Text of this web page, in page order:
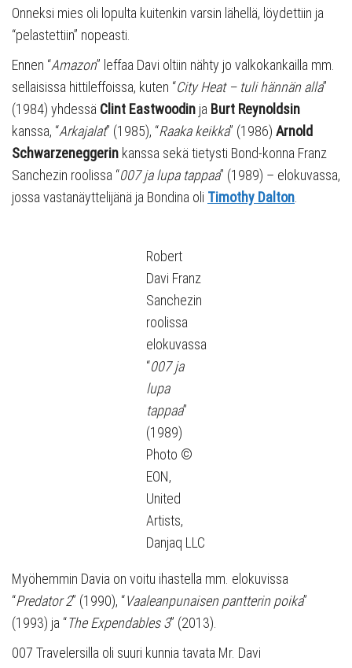
Onneksi mies oli lopulta kuitenkin varsin lähellä, löydettiin ja
“pelastettiin” nopeasti.
Ennen “Amazon” leffaa Davi oltiin nähty jo valkokankailla mm.
sellaisissa hittileffoissa, kuten “City Heat – tuli hännän alla”
(1984) yhdessä Clint Eastwoodin ja Burt Reynoldsin
kanssa, “Arkajalat” (1985), “Raaka keikka” (1986) Arnold
Schwarzeneggerin kanssa sekä tietysti Bond-konna Franz
Sanchezin roolissa “007 ja lupa tappaa” (1989) – elokuvassa,
jossa vastanäyttelijänä ja Bondina oli Timothy Dalton
Robert
Davi Franz
Sanchezin
roolissa
elokuvassa
“007 ja
lupa
tappaa”
(1989)
Photo ©
EON,
United
Artists,
Danjaq LLC
Myöhemmin Davia on voitu ihastella mm. elokuvissa
“Predator 2” (1990), “Vaaleanpunaisen pantterin poika”
(1993) ja “The Expendables 3” (2013).
007 Travelersilla oli suuri kunnia tavata Mr. Davi